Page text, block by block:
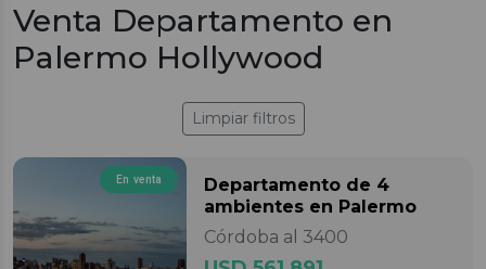
Venta Departamento en
Palermo Hollywood
Limpiar filtros
En venta Departamento de 4
ambientes en Palermo
Córdoba al 3400